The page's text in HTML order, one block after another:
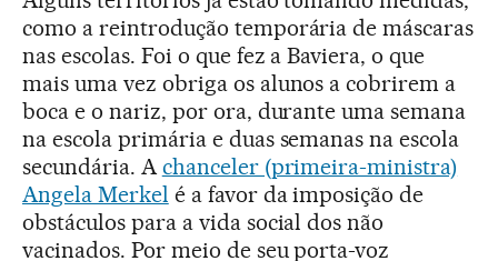
como a reintrodução temporária de máscaras
nas escolas. Foi o que fez a Baviera, o que
mais uma vez obriga os alunos a cobrirem a
boca e o nariz, por ora, durante uma semana
na escola primária e duas semanas na escola
secundária. Achanceler (primeira-ministra)
Angela Merkel é a favor da imposição de
obstáculos para a vida social dos não
vacinados. Por meio de seu porta-voz